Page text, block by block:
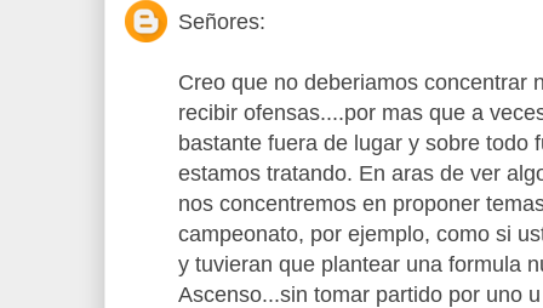
Señores:
Creo que no deberiamos concentrar
recibir ofensas....por mas que a
bastante fuera de lugar y sobre todo
estamos tratando. En aras de ver
nos concentremos en proponer
campeonato, por ejemplo, como si
y tuvieran que plantear una formula
Ascenso...sin tomar partido por uno